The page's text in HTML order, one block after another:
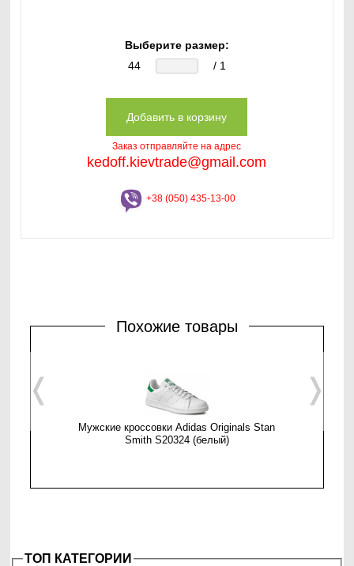
Выберите размер:
44
/ 1
Заказ отправляйте на адрес
kedoff.kievtrade@gmail.com
+38 (050) 435-13-00
Похожие товары
Мужские кроссовки Adidas Originals Stan
Smith S20324 (белый)
❬ ❭
ТОП КАТЕГОРИИ